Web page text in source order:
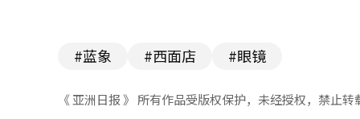
#蓝象 #西面店 #眼镜
《 亚洲日报 》 所有作品受版权保护，未经授权，禁止转